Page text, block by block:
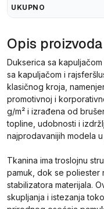
UKUPNO
Opis proizvoda
Dukserica sa
sa kapuljačom i
klasičnog kroja,
promotivnoj i
g/m² i izrađena od
topline, udobnosti i
najprodavanijih modela
Tkanina ima troslojnu
pamuk, dok se poliester
stabilizatora materijala.
skupljanja i istezanja